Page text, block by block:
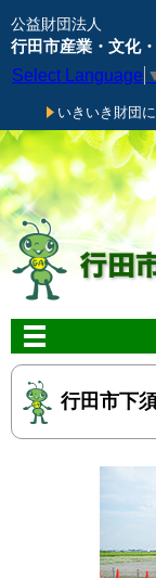
公益財団法人
行田市産業・文化
Select Language
いきいき財団
行田市下